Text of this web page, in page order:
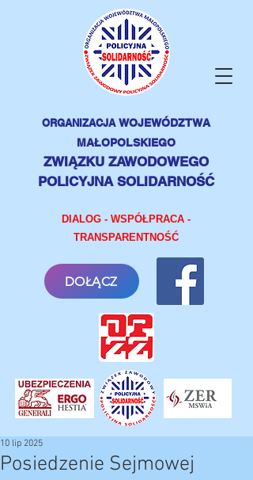
ORGANIZACJAWOJEWÓDZTWA
MAŁOPOLSKIEGO
ZWIĄZKU ZAWODOWEGO
POLICYJNA SOLIDARNOŚĆ
DIALOG - WSPÓŁPRACA -
TRANSPARENTNOŚĆ
DOŁĄCZ
Posiedzenie Sejmowej
10 lip 2025